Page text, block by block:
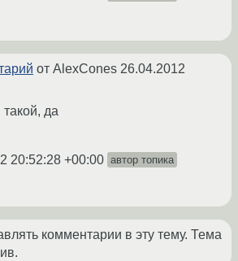
от AlexCones 26.04.2012
да
20:52:28 +00:00 автор топика
комментарии в эту тему. Тема